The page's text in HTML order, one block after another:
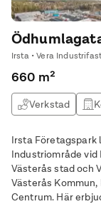
Irsta • Vera
660 m²
Verkstad
Irsta
Industriområde vid
Västerås stad och
Västerås
Centrum. Här